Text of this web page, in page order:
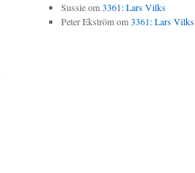
Sussieom3361: Lars Vilks
Peter Ekströmom3361: Lars Vilks